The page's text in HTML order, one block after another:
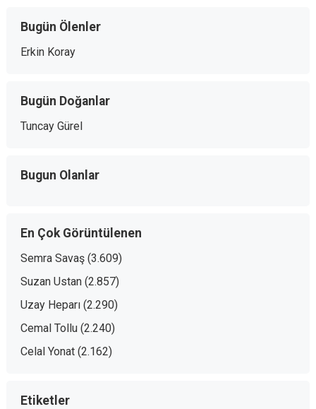
Bugün Ölenler
Erkin Koray
Bugün Doğanlar
Tuncay Gürel
Bugun Olanlar
En Çok Görüntülenen
Semra Savaş (3.609)
Suzan Ustan (2.857)
Uzay Heparı (2.290)
Cemal Tollu (2.240)
Celal Yonat (2.162)
Etiketler